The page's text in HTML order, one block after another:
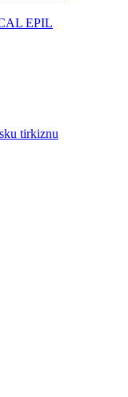
EPIL
tirkiznu